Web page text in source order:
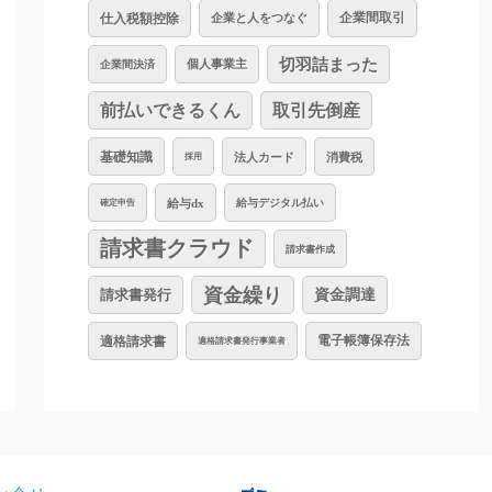
仕入税額控除 企業と人をつなぐ 企業間取引
企業間決済 個人事業主 切羽詰まった
前払いできるくん 取引先倒産
基礎知識 採用 法人カード 消費税
確定申告 給与dx 給与デジタル払い
請求書クラウド 請求書作成
請求書発行 資金繰り 資金調達
適格請求書 適格請求書発行事業者 電子帳簿保存法